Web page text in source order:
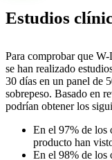
Estudios
Para comprobar que
se han realizado
30 días en un panel de
sobrepeso. Basado en
podrían obtener los
En el 97% de los
producto han
En el 98% de los